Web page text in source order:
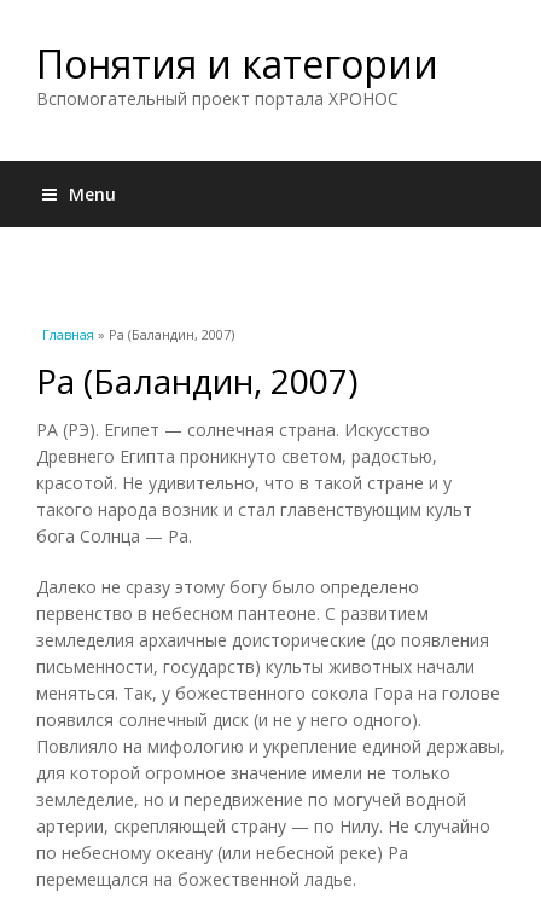
Понятия и категории
Вспомогательный проект портала ХРОНОС
Menu
Вы здесь
Главная » Ра (Баландин, 2007)
Ра (Баландин, 2007)
РА (РЭ). Египет — солнечная страна. Искусство
Древнего Египта проникнуто светом, радостью,
красотой. Не удивительно, что в такой стране и у
такого народа возник и стал главенствующим культ
бога Солнца — Ра.
Далеко не сразу этому богу было определено
первенство в небесном пантеоне. С развитием
земледелия архаичные доисторические (до появления
письменности, государств) культы животных начали
меняться. Так, у божественного сокола Гора на голове
появился солнечный диск (и не у него одного).
Повлияло на мифологию и укрепление единой державы,
для которой огромное значение имели не только
земледелие, но и передвижение по могучей водной
артерии, скрепляющей страну — по Нилу. Не случайно
по небесному океану (или небесной реке) Ра
перемещался на божественной ладье.